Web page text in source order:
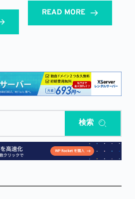
READ MORE
検索